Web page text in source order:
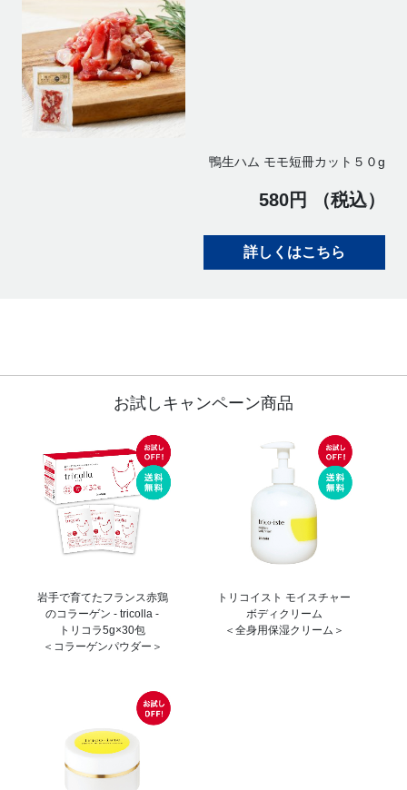
鴨生ハム モモ短冊カット５０g
580円 （税込）
詳しくはこちら
お試しキャンペーン商品
岩手で育てたフランス赤鶏
のコラーゲン - tricolla -
トリコラ5g×30包
＜コラーゲンパウダー＞
トリコイスト モイスチャー
ボディクリーム
＜全身用保湿クリーム＞